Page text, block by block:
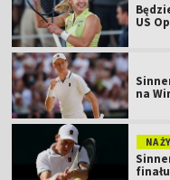
US
na
NA